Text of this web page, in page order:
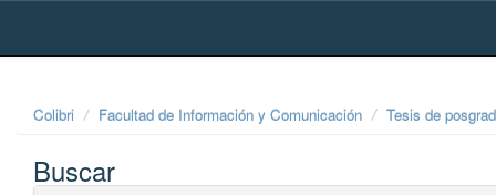
Skip
Colibri Facultad de Información y Comunicación Tesis de
Buscar